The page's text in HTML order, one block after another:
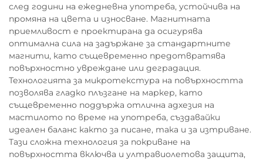
след години на ежедневна употреба, устойчива на
промяна на цвета и износване. Магнитната
приемливост е проектирана да осигурява
оптимална сила на задържане за стандартните
магнити, като същевременно предотвратява
повърхностно увреждане или деградация.
Технологията за микротекстура на повърхността
позволява гладко плъзгане на маркер, като
същевременно поддържа отлична адхезия на
мастилото по време на употреба, създавайки
идеален баланс както за писане, така и за изтриване.
Тази сложна технология за покриване на
повърхността включва и ултравиолетова защита,